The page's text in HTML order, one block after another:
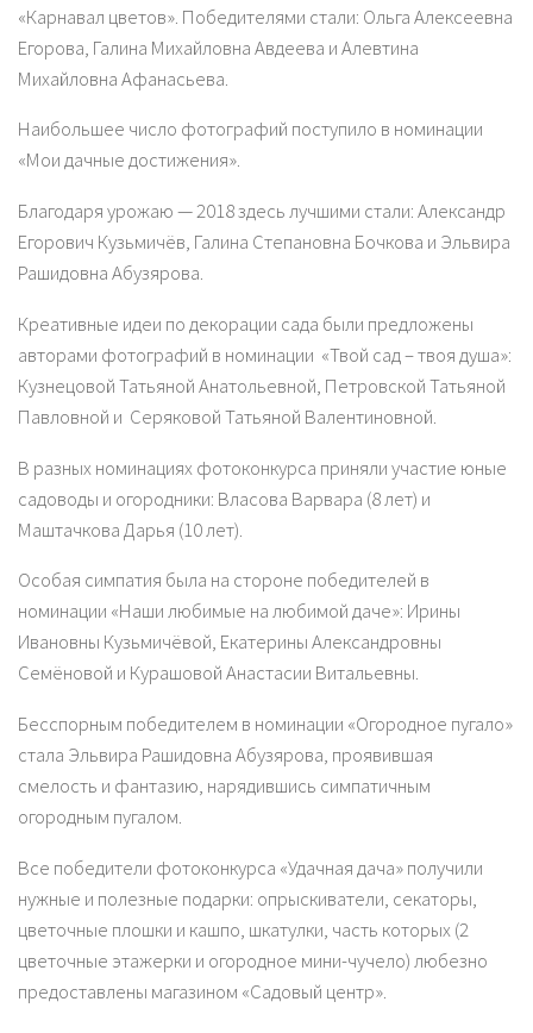
«Карнавал цветов». Победителями стали: Ольга Алексеевна
Егорова, Галина Михайловна Авдеева и Алевтина
Михайловна Афанасьева.
Наибольшее число фотографий поступило в номинации
«Мои дачные достижения».
Благодаря урожаю — 2018 здесь лучшими стали: Александр
Егорович Кузьмичёв, Галина Степановна Бочкова и Эльвира
Рашидовна Абузярова.
Креативные идеи по декорации сада были предложены
авторами фотографий в номинации «Твой сад – твоя душа»:
Кузнецовой Татьяной Анатольевной, Петровской Татьяной
Павловной и Серяковой Татьяной Валентиновной.
В разных номинациях фотоконкурса приняли участие юные
садоводы и огородники: Власова Варвара (8 лет) и
Маштачкова Дарья (10 лет).
Особая симпатия была на стороне победителей в
номинации «Наши любимые на любимой даче»: Ирины
Ивановны Кузьмичёвой, Екатерины Александровны
Семёновой и Курашовой Анастасии Витальевны.
Бесспорным победителем в номинации «Огородное пугало»
стала Эльвира Рашидовна Абузярова, проявившая
смелость и фантазию, нарядившись симпатичным
огородным пугалом.
Все победители фотоконкурса «Удачная дача» получили
нужные и полезные подарки: опрыскиватели, секаторы,
цветочные плошки и кашпо, шкатулки, часть которых (2
цветочные этажерки и огородное мини-чучело) любезно
предоставлены магазином «Садовый центр».